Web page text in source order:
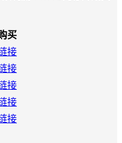
买
接
接
接
接
接